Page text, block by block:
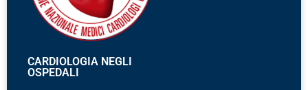
CARDIOLOGIA NEGLI
OSPEDALI